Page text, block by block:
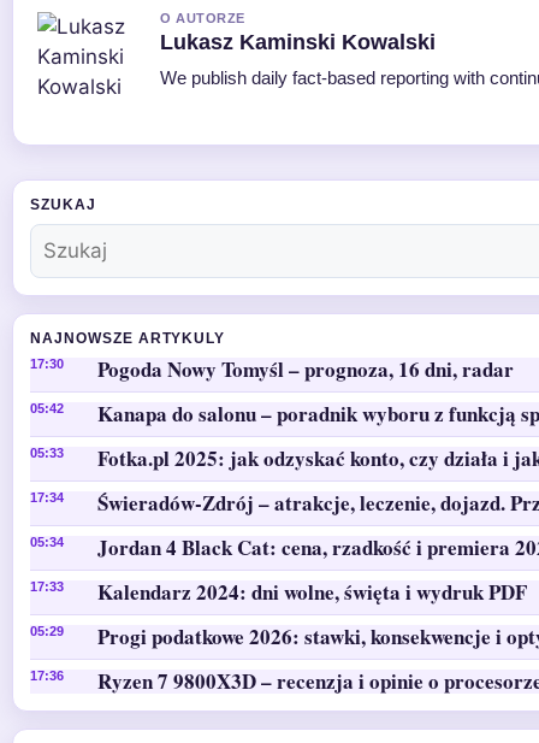
O AUTORZE
Lukasz Kaminski Kowalski
We publish daily fact-based reporting with
SZUKAJ
NAJNOWSZE ARTYKULY
17:30 Pogoda Nowy Tomyśl – prognoza, 16 dni, radar
05:42 Kanapa do salonu – poradnik wyboru z funkcją
05:33 Fotka.pl 2025: jak odzyskać konto, czy działa i
17:34 Świeradów-Zdrój – atrakcje, leczenie, dojazd.
05:34 Jordan 4 Black Cat: cena, rzadkość i premiera
17:33 Kalendarz 2024: dni wolne, święta i wydruk PDF
05:29 Progi podatkowe 2026: stawki, konsekwencje i
17:36 Ryzen 7 9800X3D – recenzja i opinie o